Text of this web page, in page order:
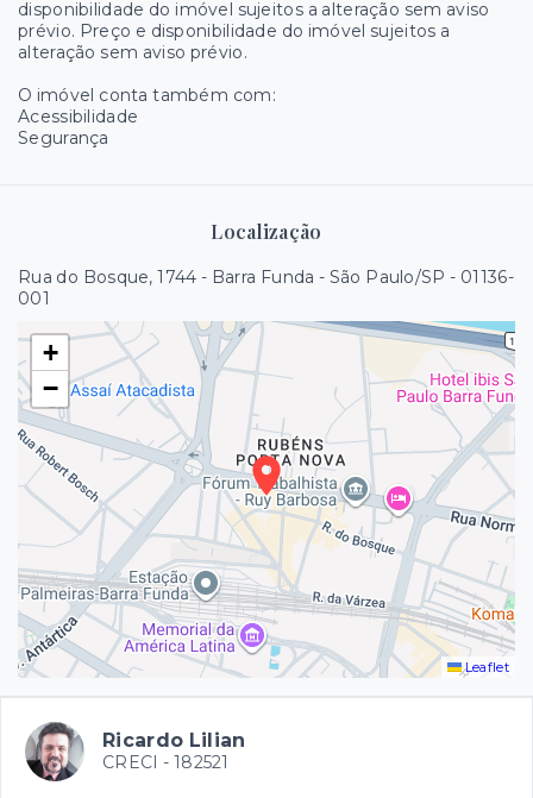
disponibilidade do imóvel sujeitos a alteração sem aviso
prévio. Preço e disponibilidade do imóvel sujeitos a
alteração sem aviso prévio.
O imóvel conta também com:
Acessibilidade
Segurança
Localização
Rua do Bosque, 1744 - Barra Funda - São Paulo/SP - 01136-
001
+
−
Leaflet
Ricardo Lilian
CRECI - 182521